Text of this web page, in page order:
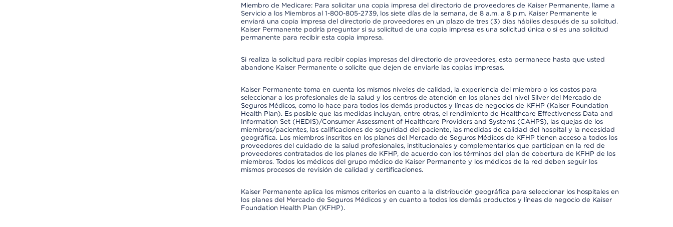
Miembro de Medicare: Para solicitar una copia impresa del directorio de proveedores de Kaiser Permanente, llame a
Servicio a los Miembros al 1-800-805-2739, los siete días de la semana, de 8 a.m. a 8 p.m. Kaiser Permanente le
enviará una copia impresa del directorio de proveedores en un plazo de tres (3) días hábiles después de su solicitud.
Kaiser Permanente podría preguntar si su solicitud de una copia impresa es una solicitud única o si es una solicitud
permanente para recibir esta copia impresa.
Si realiza la solicitud para recibir copias impresas del directorio de proveedores, esta permanece hasta que usted
abandone Kaiser Permanente o solicite que dejen de enviarle las copias impresas.
Kaiser Permanente toma en cuenta los mismos niveles de calidad, la experiencia del miembro o los costos para
seleccionar a los profesionales de la salud y los centros de atención en los planes del nivel Silver del Mercado de
Seguros Médicos, como lo hace para todos los demás productos y líneas de negocios de KFHP (Kaiser Foundation
Health Plan). Es posible que las medidas incluyan, entre otras, el rendimiento de Healthcare Effectiveness Data and
Information Set (HEDIS)/Consumer Assessment of Healthcare Providers and Systems (CAHPS), las quejas de los
miembros/pacientes, las calificaciones de seguridad del paciente, las medidas de calidad del hospital y la necesidad
geográfica. Los miembros inscritos en los planes del Mercado de Seguros Médicos de KFHP tienen acceso a todos los
proveedores del cuidado de la salud profesionales, institucionales y complementarios que participan en la red de
proveedores contratados de los planes de KFHP, de acuerdo con los términos del plan de cobertura de KFHP de los
miembros. Todos los médicos del grupo médico de Kaiser Permanente y los médicos de la red deben seguir los
mismos procesos de revisión de calidad y certificaciones.
Kaiser Permanente aplica los mismos criterios en cuanto a la distribución geográfica para seleccionar los hospitales en
los planes del Mercado de Seguros Médicos y en cuanto a todos los demás productos y líneas de negocio de Kaiser
Foundation Health Plan (KFHP).